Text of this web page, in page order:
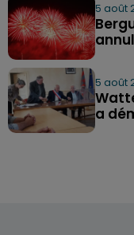
5 août
5 août
a